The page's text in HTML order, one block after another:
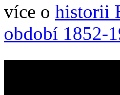
více o historii
období 1852-